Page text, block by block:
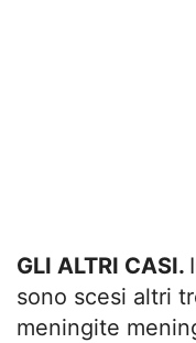
GLI ALTRI CASI.
sono scesi altri
meningite